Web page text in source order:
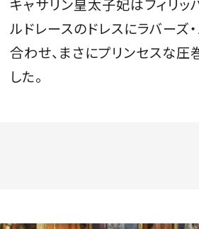
キャサリン皇太子妃はフィリッ
ルドレースのドレスにラバーズ・
合わせ、まさにプリンセスな圧
した。